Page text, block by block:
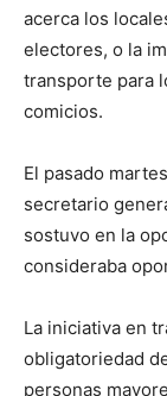
acerca los
electores, o la
transporte para
comicios.
El pasado
secretario
sostuvo en la
consideraba
La iniciativa en
obligatoriedad
personas